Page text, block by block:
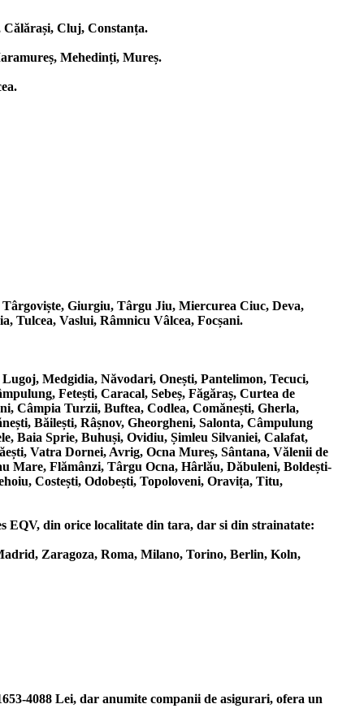
Călărași, Cluj, Constanța.
Mehedinți, Mureș.
Giurgiu, Târgu Jiu, Miercurea Ciuc, Deva,
Tulcea, Vaslui, Râmnicu Vâlcea, Focșani.
Medgidia, Năvodari, Onești, Pantelimon, Tecuci,
Fetești, Caracal, Sebeș, Făgăraș, Curtea de
Câmpia Turzii, Buftea, Codlea, Comănești, Gherla,
Băilești, Râșnov, Gheorgheni, Salonta, Câmpulung
Baia Sprie, Buhuși, Ovidiu, Șimleu Silvaniei, Calafat,
Vatra Dornei, Avrig, Ocna Mureș, Sântana, Vălenii de
Mare, Flămânzi, Târgu Ocna, Hârlău, Dăbuleni, Boldești-
Costești, Odobești, Topoloveni, Oravița, Titu,
EQV, din orice localitate din tara, dar si din strainatate:
Zaragoza, Roma, Milano, Torino, Berlin, Koln,
4088 Lei, dar anumite companii de asigurari, ofera un